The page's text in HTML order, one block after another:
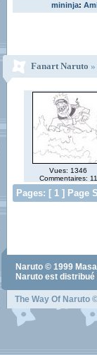
mininja:
Fanart Naruto »
Vues: 1346
Commentaires: 11
Pages: [ 1 ] Page
Naruto © 1999
Naruto est distribué
The Way Of Naruto